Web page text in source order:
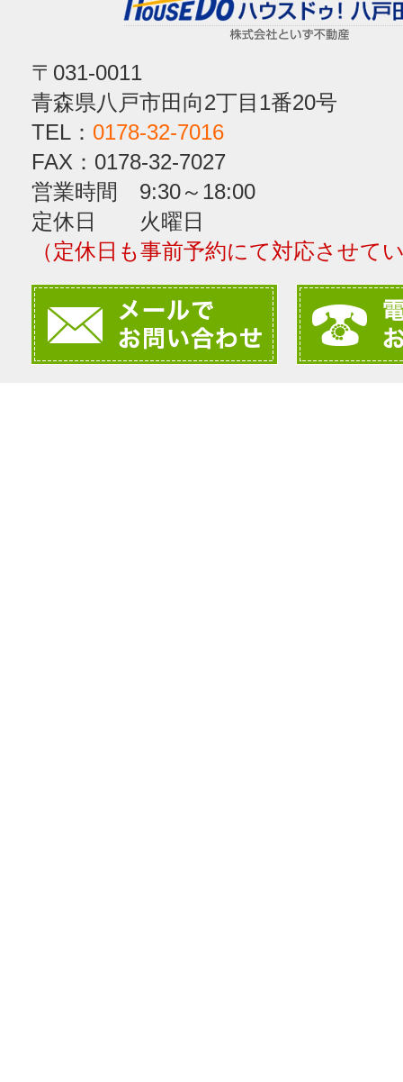
〒031-0011
青森県八戸市田向2丁目1番20号
TEL： 0178-32-7016
FAX：0178-32-7027
営業時間 9:30～18:00
定休日 火曜日
（定休日も事前予約にて対応させて